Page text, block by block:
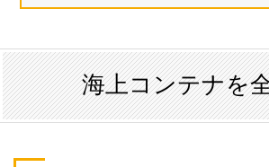
海上コンテナを